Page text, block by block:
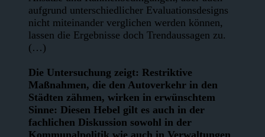
aufgrund unterschiedlicher Evaluationsdesigns
nicht miteinander verglichen werden können,
lassen die Ergebnisse doch Trendaussagen zu.
(…)
Die Untersuchung zeigt: Restriktive
Maßnahmen, die den Autoverkehr in den
Städten zähmen, wirken in erwünschtem
Sinne: Diesen Hebel gilt es auch in der
fachlichen Diskussion sowohl in der